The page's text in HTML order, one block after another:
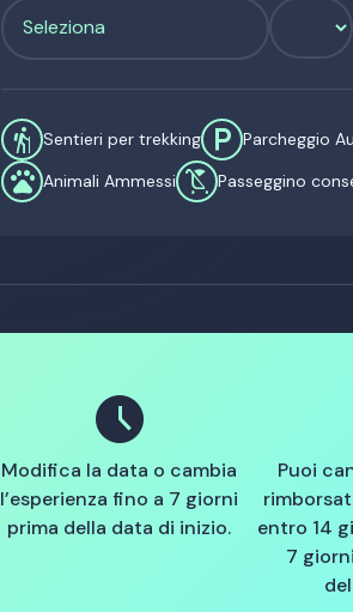
hiking Sentieri per trekking local_parking Parcheggio
pets Animali Ammessi child_friendly Passeggino
schedule
Modifica la data o cambia
l’esperienza fino a 7 giorni
prima della data di inizio.
Puoi
entro 14
7